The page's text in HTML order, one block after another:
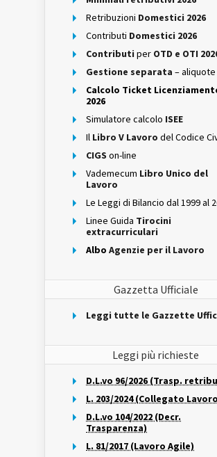
Retribuzioni Domestici 2026
Contributi Domestici 2026
Contributi per OTD e OTI
Gestione separata – aliquote
Calcolo Ticket
2026
Simulatore calcolo ISEE
Il Libro V Lavoro del Codice
CIGS on-line
Vademecum Libro Unico del
Lavoro
Le Leggi di Bilancio dal 1999 al
Linee Guida Tirocini
extracurriculari
Albo Agenzie per il Lavoro
Gazzetta Ufficiale
Leggi tutte le Gazzette
Leggi più richieste
D.L.vo 96/2026 (Trasp.
L. 203/2024 (Collegato
D.L.vo 104/2022 (Decr.
Trasparenza)
L. 81/2017 (Lavoro Agile)